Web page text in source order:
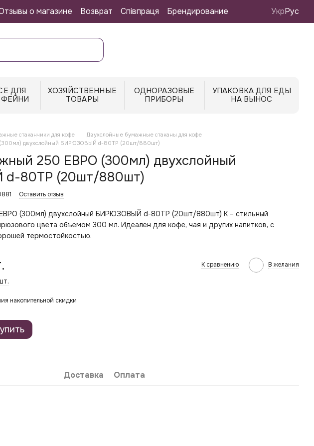
о магазине Возврат Співпраця Брендирование УкрРус
ДЛЯ
ХОЗЯЙСТВЕННЫЕ
ТОВАРЫ
ОДНОРАЗОВЫЕ
ПРИБОРЫ
УПАКОВКА ДЛЯ ЕДЫ
НА ВЫНОС
стаканчики для кофе
Двухслойные бумажные стаканы для кофе
двухслойный БИРЮЗОВЫЙ d-80TP (20шт/880шт)
250 ЕВРО (300мл) двухслойный
80TP (20шт/880шт)
Оставить отзыв
(300мл) двухслойный БИРЮЗОВЫЙ d-80TP (20шт/880шт) K – стильный
цвета объемом 300 мл. Идеален для кофе, чая и других напитков, с
термостойкостью.
К сравнению В желания
накопительной скидки
Доставка Оплата